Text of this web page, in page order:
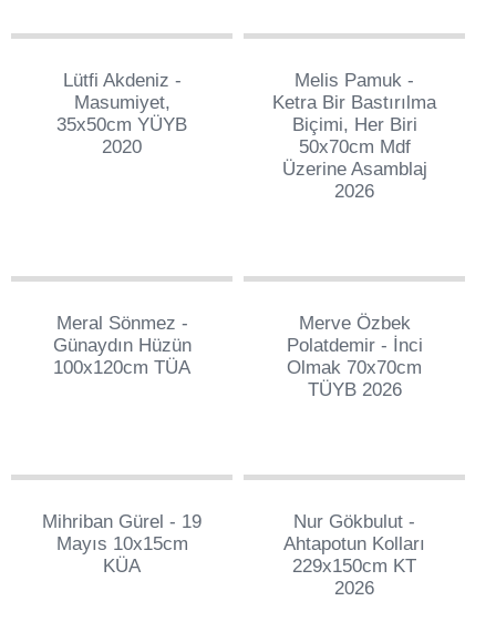
516
Lütfi Akdeniz -
Masumiyet,
35x50cm YÜYB
2020
332
Melis Pamuk -
Ketra Bir Bastırılma
Biçimi, Her Biri
50x70cm Mdf
Üzerine Asamblaj
2026
69
Meral Sönmez -
Günaydın Hüzün
100x120cm TÜA
61
Merve Özbek
Polatdemir - İnci
Olmak 70x70cm
TÜYB 2026
Mihriban Gürel - 19
Mayıs 10x15cm
KÜA
1
Nur Gökbulut -
Ahtapotun Kolları
229x150cm KT
2026